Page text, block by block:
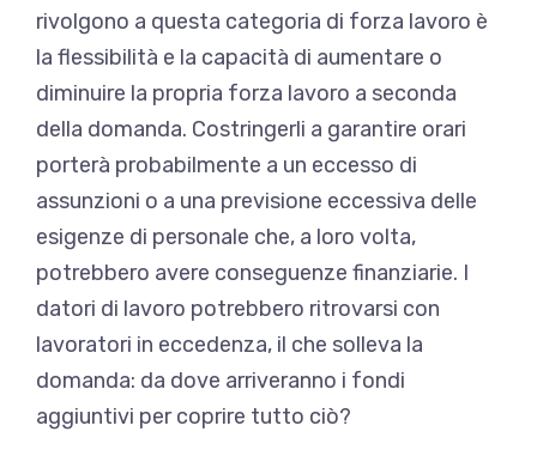
rivolgono a questa categoria di forza lavoro è
la flessibilità e la capacità di aumentare o
diminuire la propria forza lavoro a seconda
della domanda. Costringerli a garantire orari
porterà probabilmente a un eccesso di
assunzioni o a una previsione eccessiva delle
esigenze di personale che, a loro volta,
potrebbero avere conseguenze finanziarie. I
datori di lavoro potrebbero ritrovarsi con
lavoratori in eccedenza, il che solleva la
domanda: da dove arriveranno i fondi
aggiuntivi per coprire tutto ciò?